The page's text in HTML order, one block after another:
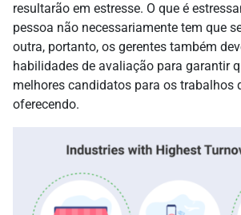
resultarão em estresse. O que é
pessoa não necessariamente tem que
outra, portanto, os gerentes também
habilidades de avaliação para garantir
melhores candidatos para os trabalhos
oferecendo.